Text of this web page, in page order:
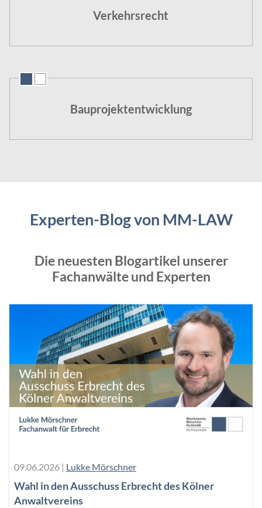
Verkehrsrecht
Bauprojektentwicklung
Experten-Blog von MM-LAW
Die neuesten Blogartikel unserer
Fachanwälte und Experten
09.06.2026 | Lukke Mörschner
Wahl in den Ausschuss Erbrecht des Kölner
Anwaltvereins